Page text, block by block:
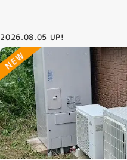
2026.08.05 UP!